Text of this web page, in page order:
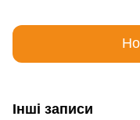
Інші записи